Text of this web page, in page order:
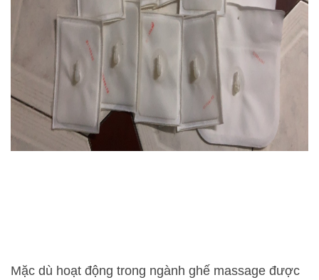
Mặc dù hoạt động trong ngành ghế massage được